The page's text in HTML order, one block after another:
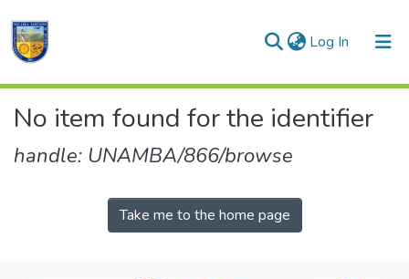
Log In (current)
Communities & Collections
No item found for the identifier
handle: UNAMBA/866/browse
Take me to the home page